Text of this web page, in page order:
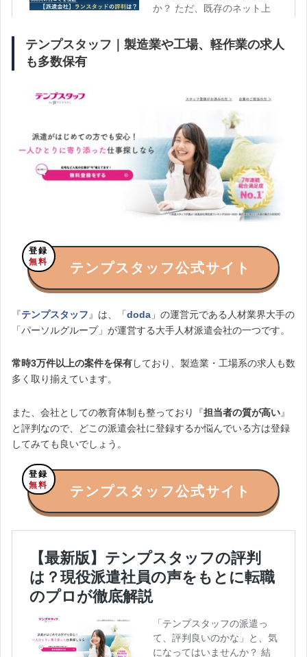
テンプスタッフ｜製造業や工場、軽作業の求人
も多数保有
登録
無料
テンプスタッフ公式サイト
『テンプスタッフ 』は、「doda 」の運営元である人材業界大手の
「パーソルグループ」が運営する大手人材派遣会社の一つです。
常時3万件以上の案件を保有しており、製造業・工場系の求人も数
多く取り揃えています。
また、会社としての教育体制も整っており『担当者の質が高い』
と評判なので、どこの派遣会社に登録するか悩んでいる方は登録
してみても良いでしょう。
登録
無料
テンプスタッフ公式サイト